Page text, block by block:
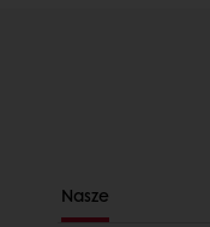
Nasze